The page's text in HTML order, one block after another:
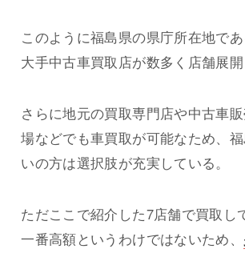
このように福島県の県庁所在地で
大手中古車買取店が数多く店舗展開
さらに地元の買取専門店や中古車
場などでも車買取が可能なため、
いの方は選択肢が充実している。
ただここで紹介した7店舗で買取し
一番高額というわけではないため、